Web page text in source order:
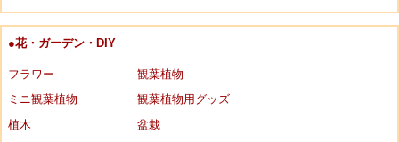
●花・ガーデン・DIY
フラワー
観葉植物
ミニ観葉植物
観葉植物用グッズ
植木
盆栽